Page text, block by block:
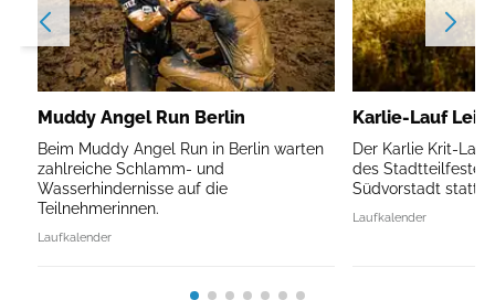
Muddy Angel Run Berlin
Beim Muddy Angel Run in Berlin warten
zahlreiche Schlamm- und
Wasserhindernisse auf die
Teilnehmerinnen.
Laufkalender
Karlie-Lauf
Der Karlie Krit-
des Stadtteilfestes
Südvorstadt statt.
Laufkalender